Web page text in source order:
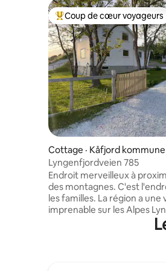
Coup de cœur voyageurs
Coup de cœur voyageurs
Cottage · Kåfjord kommune
Lyngenfjordveien 785
Endroit merveilleux à
des montagnes. C'est
les familles. La région a une
imprenable sur les Alpes
possibilité de voir les
hiver et au soleil de minuit